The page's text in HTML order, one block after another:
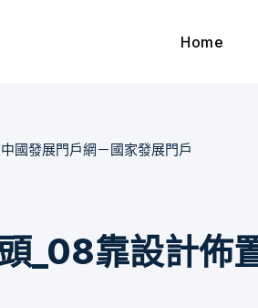
Home
國發展門戶網－國家發展門戶
_08靠設計佈